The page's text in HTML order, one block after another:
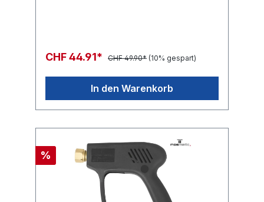
CHF 44.91* CHF 49.90* (10% gespart)
In den Warenkorb
%